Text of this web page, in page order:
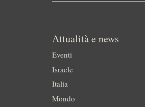
Attualità e news
Eventi
Israele
Italia
Mondo